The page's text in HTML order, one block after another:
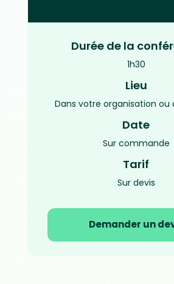
Durée de la
1h30
Lieu
Dans votre organisation ou
Date
Sur commande
Tarif
Sur devis
Demander un